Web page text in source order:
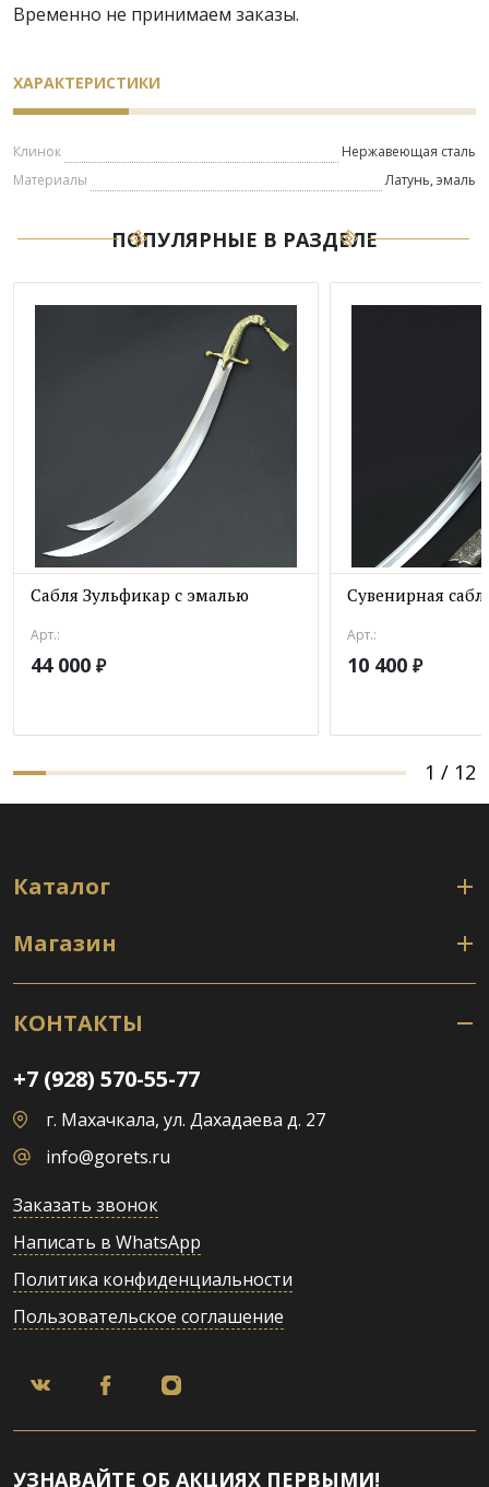
Временно не принимаем заказы.
ХАРАКТЕРИСТИКИ
Клинок
Нержавеющая сталь
Материалы
Латунь, эмаль
ПОПУЛЯРНЫЕ В РАЗДЕЛЕ
Сабля Зульфикар с эмалью
Арт.:
44 000 ₽
Сувенирная
Арт.:
10 400 ₽
1 / 12
Каталог
Магазин
КОНТАКТЫ
+7 (928) 570-55-77
г. Махачкала, ул. Дахадаева д. 27
info@gorets.ru
Заказать звонок
Написать в WhatsApp
Политика конфиденциальности
Пользовательское соглашение
УЗНАВАЙТЕ ОБ АКЦИЯХ ПЕРВЫМИ!